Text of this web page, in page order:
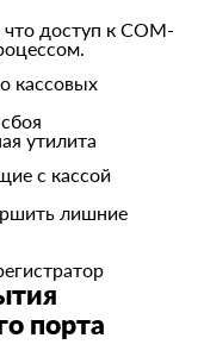
доступ к COM-
кассовых
утилита
с кассой
лишние
порта